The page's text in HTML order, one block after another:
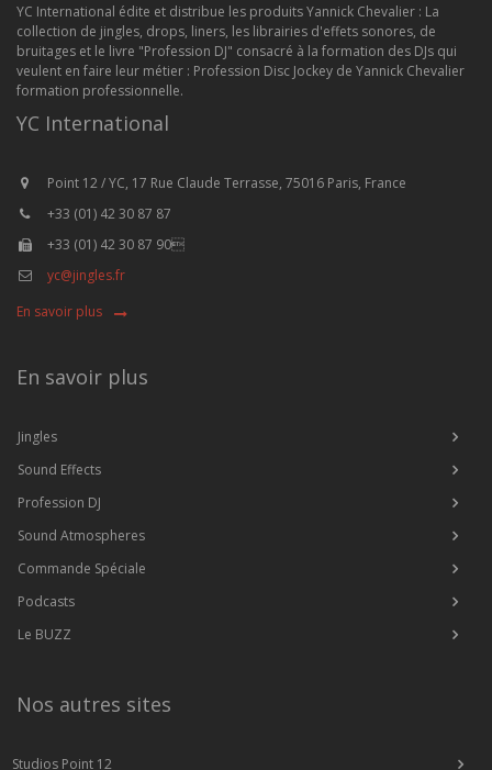
YC International édite et distribue les produits Yannick Chevalier : La
collection de jingles, drops, liners, les librairies d'effets sonores, de
bruitages et le livre "Profession DJ" consacré à la formation des DJs qui
veulent en faire leur métier : Profession Disc Jockey de Yannick Chevalier
formation professionnelle.
YC International
Point 12 / YC, 17 Rue Claude Terrasse, 75016 Paris, France
+33 (01) 42 30 87 87
+33 (01) 42 30 87 90
yc@jingles.fr
En savoir plus
En savoir plus
Jingles
Sound Effects
Profession DJ
Sound Atmospheres
Commande Spéciale
Podcasts
Le BUZZ
Nos autres sites
Studios Point 12